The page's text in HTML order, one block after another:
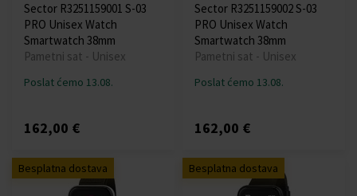
Sector R3251159001 S-03
PRO Unisex Watch
Smartwatch 38mm
Pametni sat - Unisex
Poslat ćemo 13.08.
162,00 €
Sector R3251159002 S-03
PRO Unisex Watch
Smartwatch 38mm
Pametni sat - Unisex
Poslat ćemo 13.08.
162,00 €
Besplatna dostava Besplatna dostava